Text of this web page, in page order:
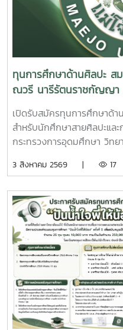
ทุนการศึกษาด้านศิลปะ ส
ณวรี นารีรัตนราชกัญญา
เปิดรับสมัครทุนการศึกษาด้า
สำหรับนักศึกษาสายศิลปะแล
กระทรวงการอุดมศึกษา วิท
ฟ้าสิริวัณณวรี นารีรัตนราช
https://shorturl.at/E96sE
3 สิงหาคม 2569 | 17